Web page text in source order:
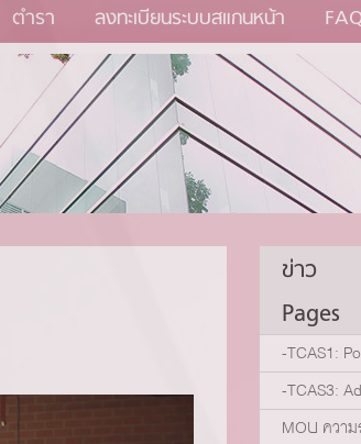
ตำรา ลงทะเบียนระบบสแกนหน้า
ข่าว
Pages
-TCAS1:
-TCAS3:
MOU ควา